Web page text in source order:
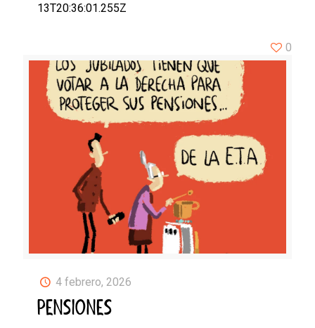
13T20:36:01.255Z
4 febrero, 2026
PENSIONES
0